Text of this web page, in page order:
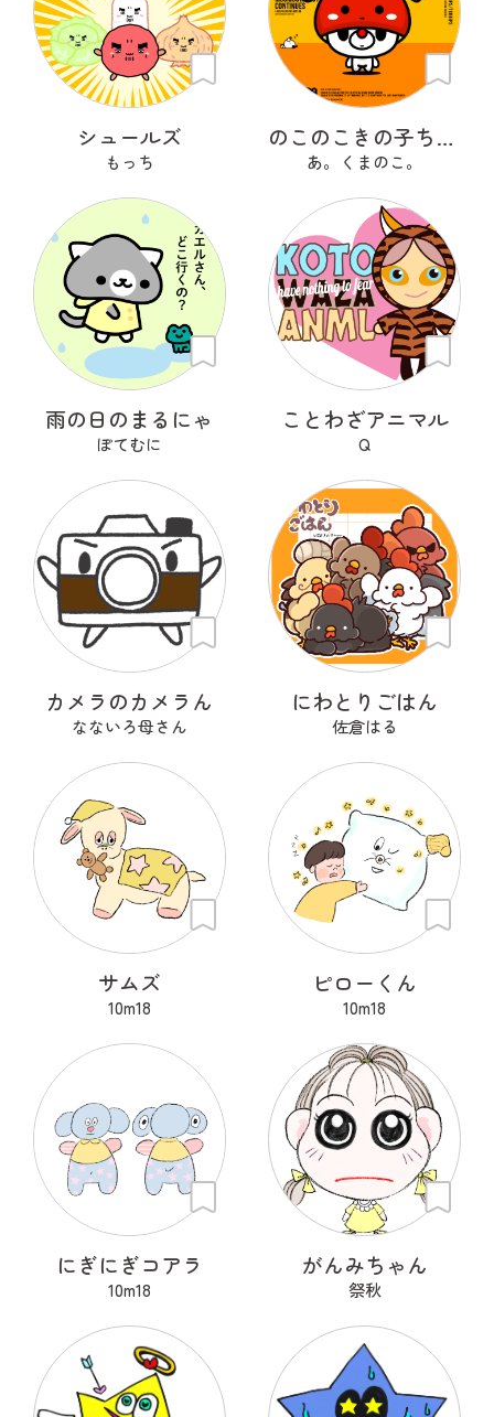
シュールズ
もっち
のこのこきの子ちゃん
あ。くまのこ。
雨の日のまるにゃ
ぽてむに
ことわざアニマル
Q
カメラのカメラん
なないろ母さん
にわとりごはん
佐倉はる
サムズ
10m18
ピローくん
10m18
にぎにぎコアラ
10m18
がんみちゃん
祭秋